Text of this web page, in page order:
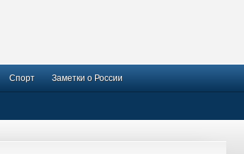
Спорт Заметки о России